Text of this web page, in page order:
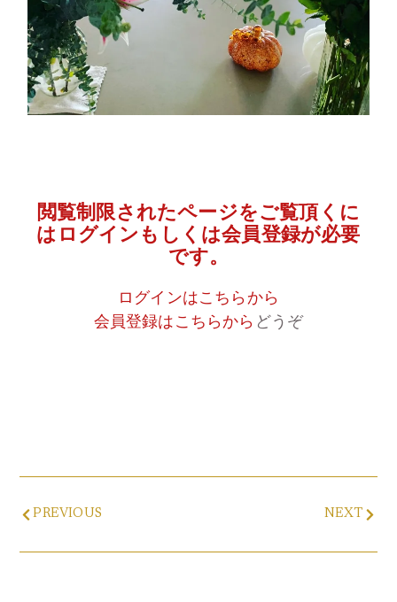
閲覧制限されたページをご覧頂くに
はログインもしくは会員登録が必要
です。
ログインはこちらから
会員登録はこちらから どうぞ
PREVIOUS NEXT